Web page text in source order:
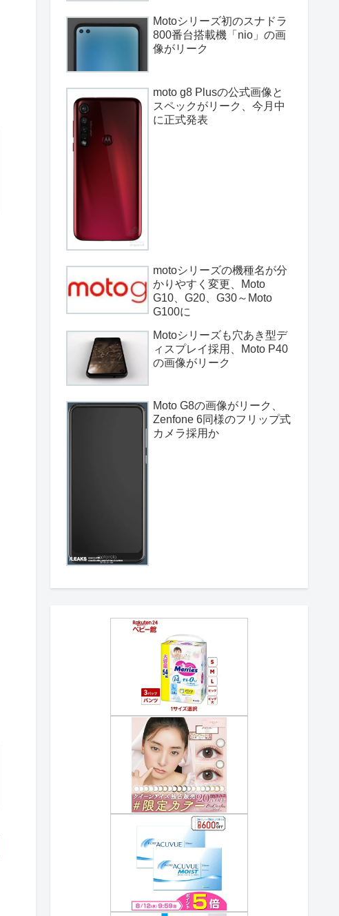
Motoシリーズ初のスナドラ
800番台搭載機「nio」の画
像がリーク
moto g8 Plusの公式画像と
スペックがリーク、今月中
に正式発表
motoシリーズの機種名が分
かりやすく変更、Moto
G10、G20、G30～Moto
G100に
Motoシリーズも穴あき型デ
ィスプレイ採用、Moto P40
の画像がリーク
Moto G8の画像がリーク、
Zenfone 6同様のフリップ式
カメラ採用か